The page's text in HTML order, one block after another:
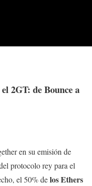
2GT: de Bounce a
en su emisión de
protocolo rey para el
el 50% delos Ethers